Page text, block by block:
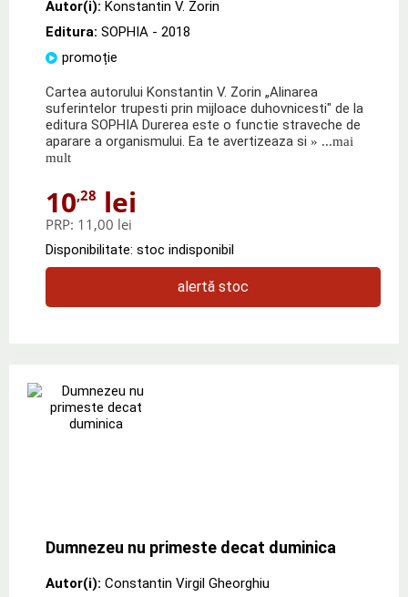
Autor(i): Konstantin V. Zorin
Editura: SOPHIA - 2018
promoție
Cartea autorului Konstantin V. Zorin „Alinarea
suferintelor trupesti prin mijloace duhovnicesti" de la
editura SOPHIA Durerea este o functie straveche de
aparare a organismului. Ea te avertizeaza si » ...mai
mult
10,28 lei
PRP: 11,00 lei
Disponibilitate: stoc indisponibil
alertă stoc
Dumnezeu nu primeste decat duminica
Autor(i): Constantin Virgil Gheorghiu